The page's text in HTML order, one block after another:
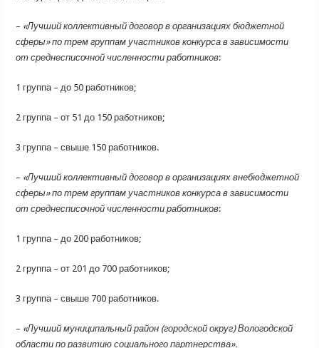
– «Лучший коллективный договор в организациях бюджетной
сферы» по трем группам участников конкурса в зависимости
от среднесписочной численности работников:
1 группа – до 50 работников;
2 группа – от 51 до 150 работников;
3 группа – свыше 150 работников.
– «Лучший коллективный договор в организациях внебюджетной
сферы» по трем группам участников конкурса в зависимости
от среднесписочной численности работников:
1 группа – до 200 работников;
2 группа – от 201 до 700 работников;
3 группа – свыше 700 работников.
– «Лучший муниципальный район (городской округ) Вологодской
области по развитию социального партнерства».